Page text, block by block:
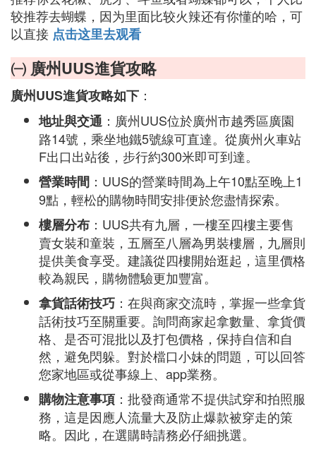
较推荐去蝴蝶，因为里面比较火辣还有你懂的哈，可
以直接 点击这里去观看
㈠ 廣州UUS進貨攻略
廣州UUS進貨攻略如下 ：
地址與交通 ：廣州UUS位於廣州市越秀區廣園
路14號，乘坐地鐵5號線可直達。從廣州火車站
F出口出站後，步行約300米即可到達。
營業時間 ：UUS的營業時間為上午10點至晚上1
9點，輕松的購物時間安排便於您盡情探索。
樓層分布 ：UUS共有九層，一樓至四樓主要售
賣女裝和童裝，五層至八層為男裝樓層，九層則
提供美食享受。建議從四樓開始逛起，這里價格
較為親民，購物體驗更加豐富。
拿貨話術技巧 ：在與商家交流時，掌握一些拿貨
話術技巧至關重要。詢問商家起拿數量、拿貨價
格、是否可混批以及打包價格，保持自信和自
然，避免閃躲。對於檔口小妹的問題，可以回答
您家地區或從事線上、app業務。
購物注意事項 ：批發商通常不提供試穿和拍照服
務，這是因應人流量大及防止爆款被穿走的策
略。因此，在選購時請務必仔細挑選。